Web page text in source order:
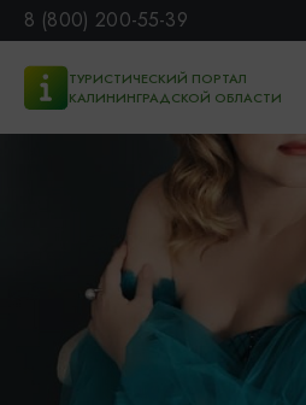
8 (800) 200-55-39
ТУРИСТИЧЕСКИЙ ПОРТАЛ
КАЛИНИНГРАДСКОЙ ОБЛАСТИ